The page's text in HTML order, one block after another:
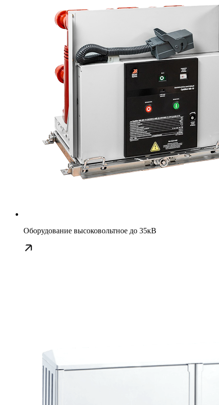
Оборудование высоковольтное до 35кВ